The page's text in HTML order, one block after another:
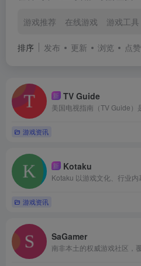
游戏推荐 在线游戏 游戏工具
排序 发布 更新 浏览 点赞
新 TV Guide
游戏资讯
新 Kotaku
游戏资讯
SaGamer